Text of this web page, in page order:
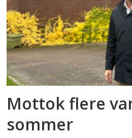
Mottok flere
sommer